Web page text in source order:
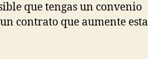
que tengas un convenio
contrato que aumente esta